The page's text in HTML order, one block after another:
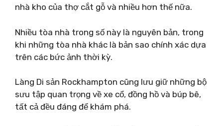
nhà kho của thợ cắt gỗ và nhiều hơn thế nữa.
Nhiều tòa nhà trong số này là nguyên bản, trong
khi những tòa nhà khác là bản sao chính xác dựa
trên các bức ảnh thời kỳ.
Làng Di sản Rockhampton cũng lưu giữ những bộ
sưu tập quan trọng về xe cổ, đồng hồ và búp bê,
tất cả đều đáng để khám phá.